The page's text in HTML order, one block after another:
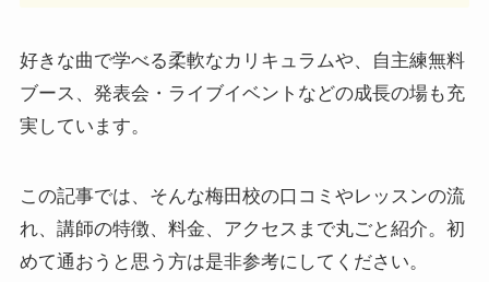
好きな曲で学べる柔軟なカリキュラムや、自主練無料
ブース、発表会・ライブイベントなどの成長の場も充
実しています。
この記事では、そんな梅田校の口コミやレッスンの流
れ、講師の特徴、料金、アクセスまで丸ごと紹介。初
めて通おうと思う方は是非参考にしてください。